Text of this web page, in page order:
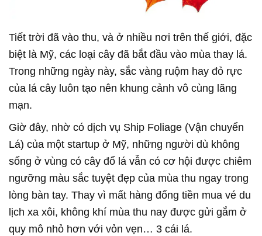
Tiết trời đã vào thu, và ở nhiều nơi trên thế giới, đặc
biệt là Mỹ, các loại cây đã bắt đầu vào mùa thay lá.
Trong những ngày này, sắc vàng ruộm hay đỏ rực
của lá cây luôn tạo nên khung cảnh vô cùng lãng
mạn.
Giờ đây, nhờ có dịch vụ Ship Foliage (Vận chuyển
Lá) của một startup ở Mỹ, những người dù không
sống ở vùng có cây đổ lá vẫn có cơ hội được chiêm
ngưỡng màu sắc tuyệt đẹp của mùa thu ngay trong
lòng bàn tay. Thay vì mất hàng đống tiền mua vé du
lịch xa xôi, không khí mùa thu nay được gửi gắm ở
quy mô nhỏ hơn với vỏn vẹn… 3 cái lá.